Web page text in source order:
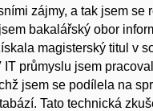
zájmy, a tak jsem se
bakalářský obor
magisterský titul v
IT průmyslu jsem
jsem se podílela na
Tato technická